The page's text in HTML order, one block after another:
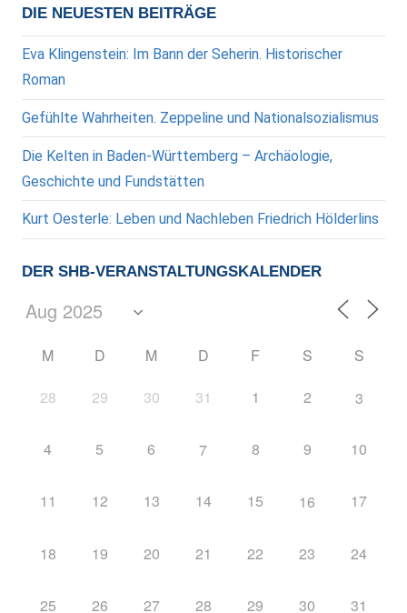
DIE NEUESTEN BEITRÄGE
Eva Klingenstein: Im Bann der Seherin. Historischer
Roman
Gefühlte Wahrheiten. Zeppeline und Nationalsozialismus
Die Kelten in Baden-Württemberg – Archäologie,
Geschichte und Fundstätten
Kurt Oesterle: Leben und Nachleben Friedrich Hölderlins
DER SHB-VERANSTALTUNGSKALENDER
M D M D F S S
28 29 30 31 1 2 3
4 5 6 7 8 9 10
11 12 13 14 15 16 17
18 19 20 21 22 23 24
25 26 27 28 29 30 31